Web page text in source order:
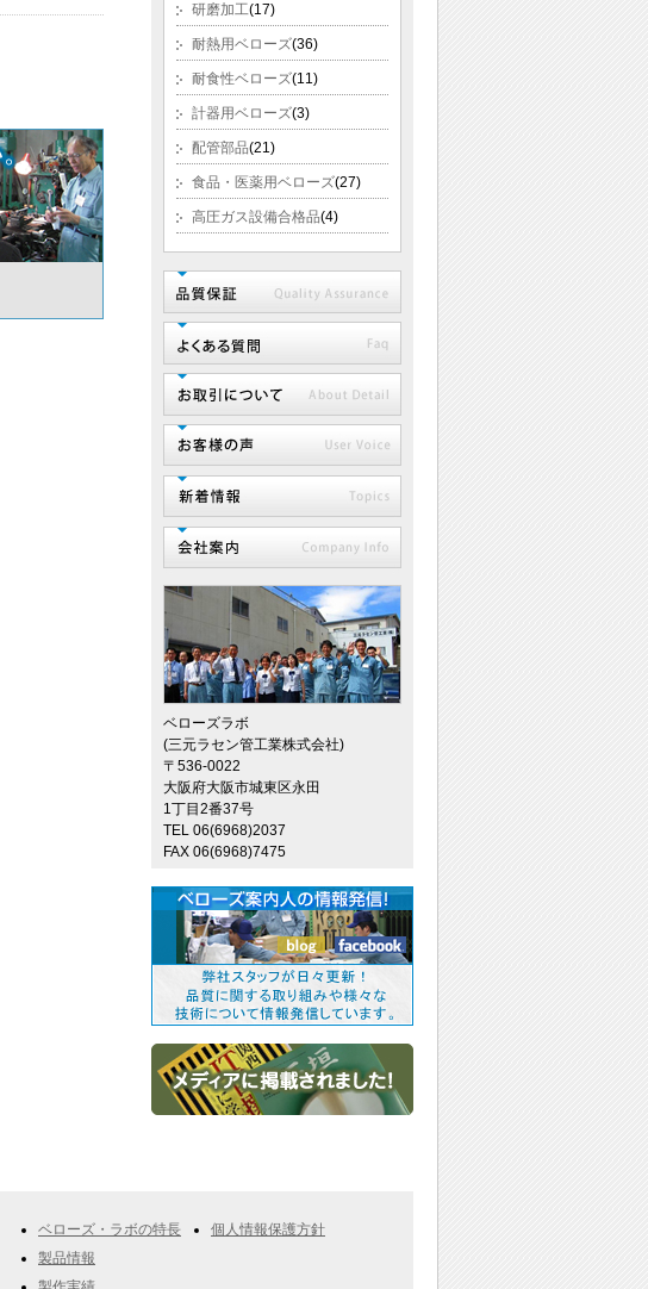
研磨加工(17)
耐熱用ベローズ(36)
耐食性ベローズ(11)
計器用ベローズ(3)
配管部品(21)
食品・医薬用ベローズ(27)
高圧ガス設備合格品(4)
ベローズラボ
(三元ラセン管工業株式会社)
〒536-0022
大阪府大阪市城東区永田
1丁目2番37号
TEL 06(6968)2037
FAX 06(6968)7475
ベローズ・ラボの特長
製品情報
個人情報保護方針